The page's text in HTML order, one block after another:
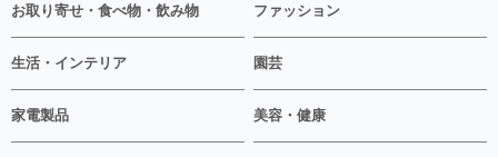
お取り寄せ・食べ物・飲み物 ファッション
生活・インテリア 園芸
家電製品 美容・健康